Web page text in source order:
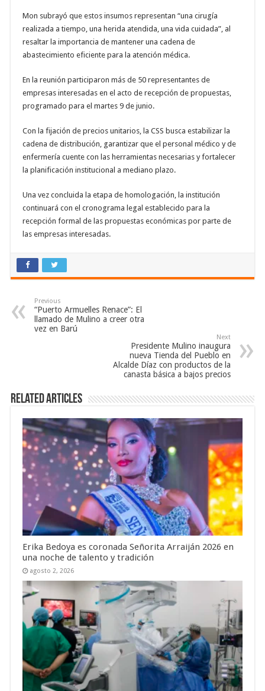
Mon subrayó que estos insumos representan “una cirugía
realizada a tiempo, una herida atendida, una vida cuidada”, al
resaltar la importancia de mantener una cadena de
abastecimiento eficiente para la atención médica.
En la reunión participaron más de 50 representantes de
empresas interesadas en el acto de recepción de propuestas,
programado para el martes 9 de junio.
Con la fijación de precios unitarios, la CSS busca estabilizar la
cadena de distribución, garantizar que el personal médico y de
enfermería cuente con las herramientas necesarias y fortalecer
la planificación institucional a mediano plazo.
Una vez concluida la etapa de homologación, la institución
continuará con el cronograma legal establecido para la
recepción formal de las propuestas económicas por parte de
las empresas interesadas.
Previous
“Puerto Armuelles Renace”: El
llamado de Mulino a creer otra
vez en Barú
Next
Presidente Mulino inaugura
nueva Tienda del Pueblo en
Alcalde Díaz con productos de la
canasta básica a bajos precios
Related Articles
Erika Bedoya es coronada Señorita Arraiján 2026 en
una noche de talento y tradición
agosto 2, 2026